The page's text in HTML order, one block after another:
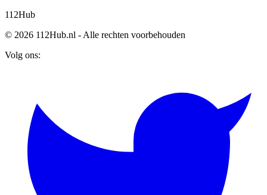
112Hub
© 2026 112Hub.nl - Alle rechten voorbehouden
Volg ons: